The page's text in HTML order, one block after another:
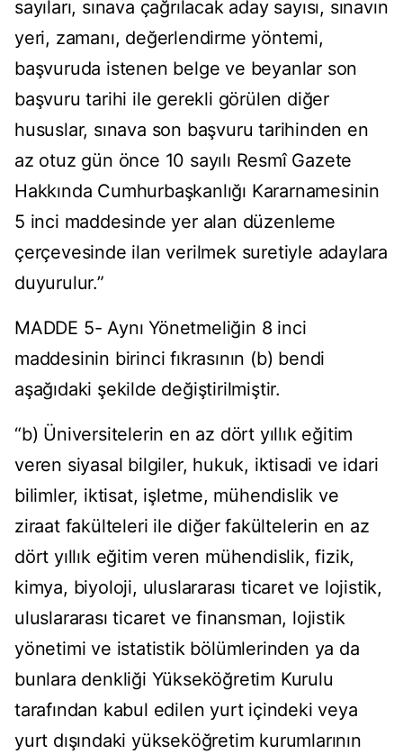
sayıları, sınava çağrılacak aday sayısı, sınavın
yeri, zamanı, değerlendirme yöntemi,
başvuruda istenen belge ve beyanlar son
başvuru tarihi ile gerekli görülen diğer
hususlar, sınava son başvuru tarihinden en
az otuz gün önce 10 sayılı Resmî Gazete
Hakkında Cumhurbaşkanlığı Kararnamesinin
5 inci maddesinde yer alan düzenleme
çerçevesinde ilan verilmek suretiyle adaylara
duyurulur.”
MADDE 5- Aynı Yönetmeliğin 8 inci
maddesinin birinci fıkrasının (b) bendi
aşağıdaki şekilde değiştirilmiştir.
“b) Üniversitelerin en az dört yıllık eğitim
veren siyasal bilgiler, hukuk, iktisadi ve idari
bilimler, iktisat, işletme, mühendislik ve
ziraat fakülteleri ile diğer fakültelerin en az
dört yıllık eğitim veren mühendislik, fizik,
kimya, biyoloji, uluslararası ticaret ve lojistik,
uluslararası ticaret ve finansman, lojistik
yönetimi ve istatistik bölümlerinden ya da
bunlara denkliği Yükseköğretim Kurulu
tarafından kabul edilen yurt içindeki veya
yurt dışındaki yükseköğretim kurumlarının